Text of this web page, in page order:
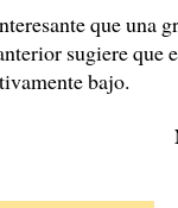
que una
sugiere que
bajo.